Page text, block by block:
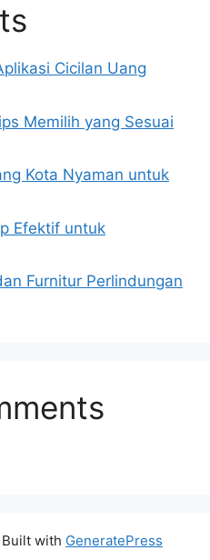
Cicilan Uang
Memilih yang Sesuai
Kota Nyaman untuk
Efektif untuk
Furnitur Perlindungan
Built with GeneratePress